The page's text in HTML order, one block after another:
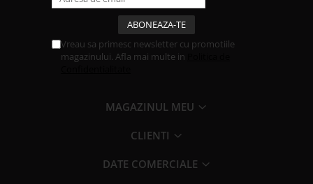
Vreau sa primesc newsletter cu promotiile
magazinului. Afla mai multe in
MAGAZINUL MEU
CLIENTI
DATE COMERCIALE